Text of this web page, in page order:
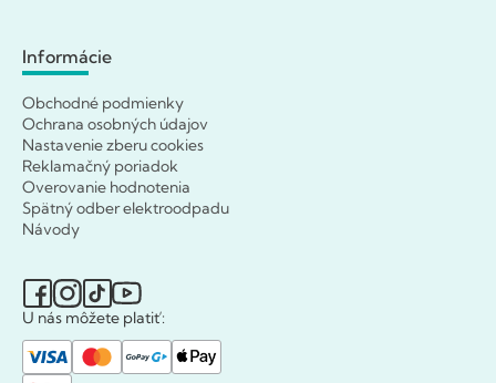
Informácie
Obchodné podmienky
Ochrana osobných údajov
Nastavenie zberu cookies
Reklamačný poriadok
Overovanie hodnotenia
Spätný odber elektroodpadu
Návody
U nás môžete platiť: